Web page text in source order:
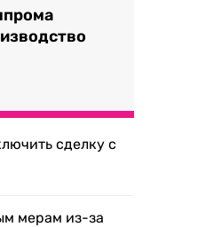
сделку с
мерам из-за